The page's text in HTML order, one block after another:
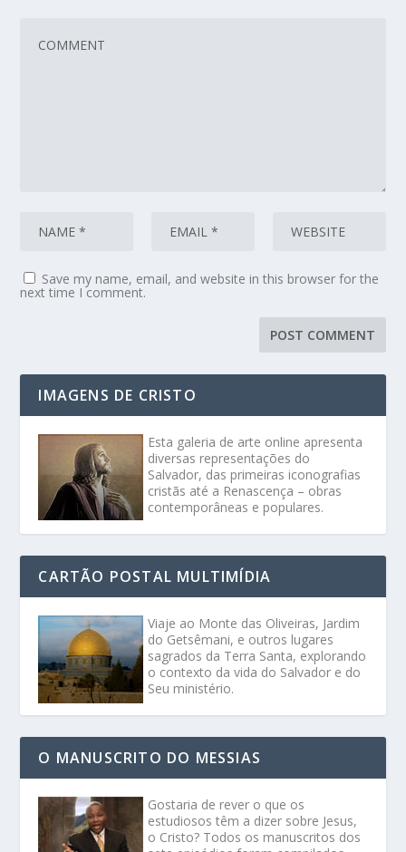
Save my name, email, and website in this browser for the
next time I comment.
IMAGENS DE CRISTO
Esta galeria de arte online apresenta
diversas representações do
Salvador, das primeiras iconografias
cristãs até a Renascença – obras
contemporâneas e populares.
CARTÃO POSTAL MULTIMÍDIA
Viaje ao Monte das Oliveiras, Jardim
do Getsêmani, e outros lugares
sagrados da Terra Santa, explorando
o contexto da vida do Salvador e do
Seu ministério.
O MANUSCRITO DO MESSIAS
Gostaria de rever o que os
estudiosos têm a dizer sobre Jesus,
o Cristo? Todos os manuscritos dos